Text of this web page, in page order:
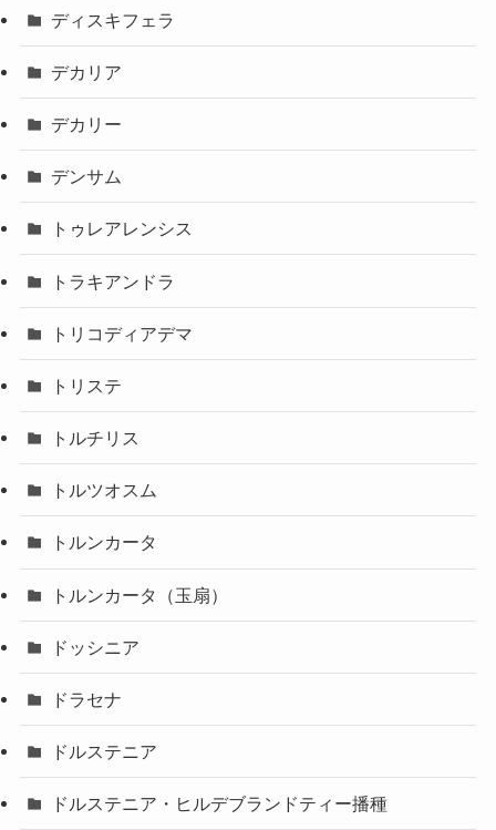
ディスキフェラ
デカリア
デカリー
デンサム
トゥレアレンシス
トラキアンドラ
トリコディアデマ
トリステ
トルチリス
トルツオスム
トルンカータ
トルンカータ（玉扇）
ドッシニア
ドラセナ
ドルステニア
ドルステニア・ヒルデブランドティー播種